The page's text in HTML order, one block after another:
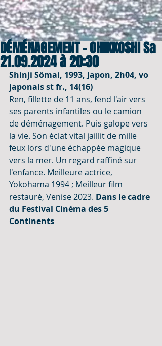
DÉMÉNAGEMENT – OHIKKOSHI Sa
21.09.2024 à 20:30
Shinji Sömai, 1993, Japon, 2h04, vo
japonais st fr., 14(16)
Ren, fillette de 11 ans, fend l'air vers
ses parents infantiles ou le camion
de déménagement. Puis galope vers
la vie. Son éclat vital jaillit de mille
feux lors d'une échappée magique
vers la mer. Un regard raffiné sur
l'enfance. Meilleure actrice,
Yokohama 1994 ; Meilleur film
restauré, Venise 2023. Dans le cadre
du Festival Cinéma des 5
Continents